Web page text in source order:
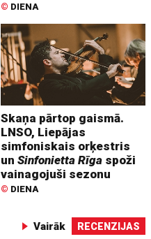
© DIENA
Skaņa pārtop gaismā.
LNSO, Liepājas
simfoniskais orķestris
unSinfonietta Rīga spoži
vainagojuši sezonu
© DIENA
Vairāk RECENZIJAS